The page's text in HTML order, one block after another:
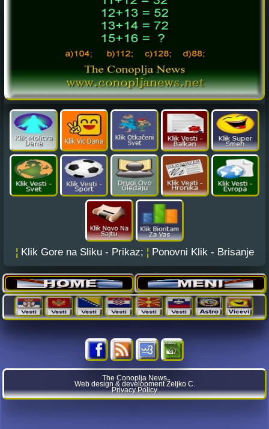
¦ Klik Gore na Sliku - Prikaz; ¦ Ponovni Klik - Brisanje